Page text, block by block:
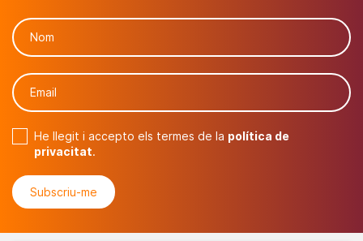
He llegit i accepto els termes de la política de
privacitat.